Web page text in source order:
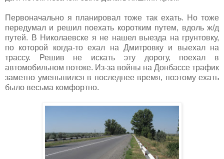
Первоначально я планировал тоже так ехать. Но тоже
передумал и решил поехать коротким путем, вдоль ж/д
путей. В Николаевске я не нашел выезда на грунтовку,
по которой когда-то ехал на Дмитровку и выехал на
трассу. Решив не искать эту дорогу, поехал в
автомобильном потоке. Из-за войны на Донбассе трафик
заметно уменьшился в последнее время, поэтому ехать
было весьма комфортно.